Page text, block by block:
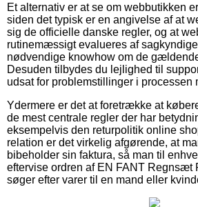
Et alternativ er at se om webbutikken
siden det typisk er en angivelse af at
sig de officielle danske regler, og at
rutinemæssigt evalueres af
nødvendige knowhow om de
Desuden tilbydes du lejlighed til
udsat for problemstillinger i processen
Ydermere er det at foretrække at
de mest centrale regler der har
eksempelvis den returpolitik online
relation er det virkelig afgørende, at
bibeholder sin faktura, så man til
eftervise ordren af EN FANT Regnsæt
søger efter varer til en mand eller